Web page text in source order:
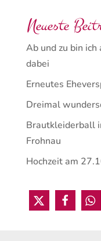
Neueste
Ab und zu bin
dabei
Erneutes
Dreimal
Brautkleiderball
Frohnau
Hochzeit am